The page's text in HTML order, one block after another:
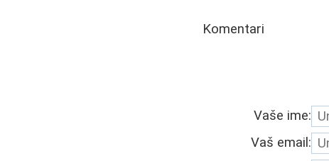
Komentari
Vaše ime:
Vaš email: